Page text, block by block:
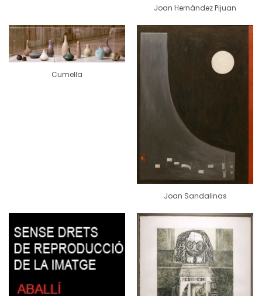
Joan Hernández Pijuan
Cumella
Joan Sandalinas